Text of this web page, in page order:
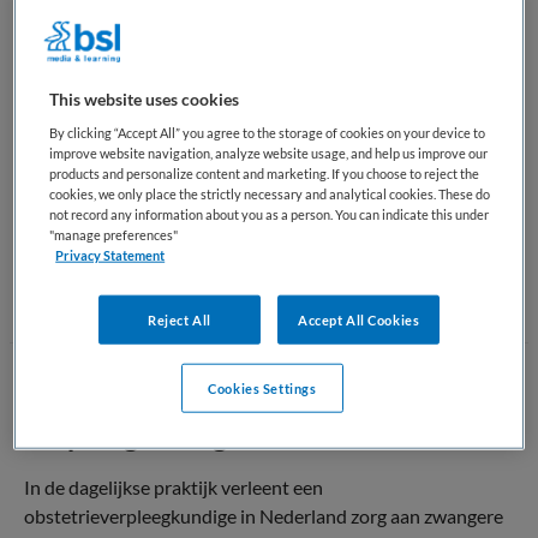
In Nederland werkt de obstetrieverpleegkundige nauw
samen met gynaecologen, klinisch verloskundigen en
deskundigheid, stressbestendigheid en goede
communicatieve vaardigheden, omdat situaties zowel
voorspelbaar als acuut kunnen verlopen.
Wat doet een Obstetrie
In de dagelijkse praktijk verleent een
obstetrieverpleegkundige in Nederland zorg aan zwangere
This website uses cookies
By clicking “Accept All” you agree to the storage of cookies on your device to
improve website navigation, analyze website usage, and help us improve our
products and personalize content and marketing. If you choose to reject the
cookies, we only place the strictly necessary and analytical cookies. These do
not record any information about you as a person. You can indicate this under
"manage preferences"
Privacy Statement
Reject All Accept All Cookies
Cookies Settings